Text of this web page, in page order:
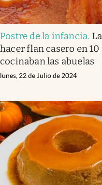
Postre de la infancia.
hacer flan casero en
cocinaban las abuelas
lunes, 22 de Julio de 2024